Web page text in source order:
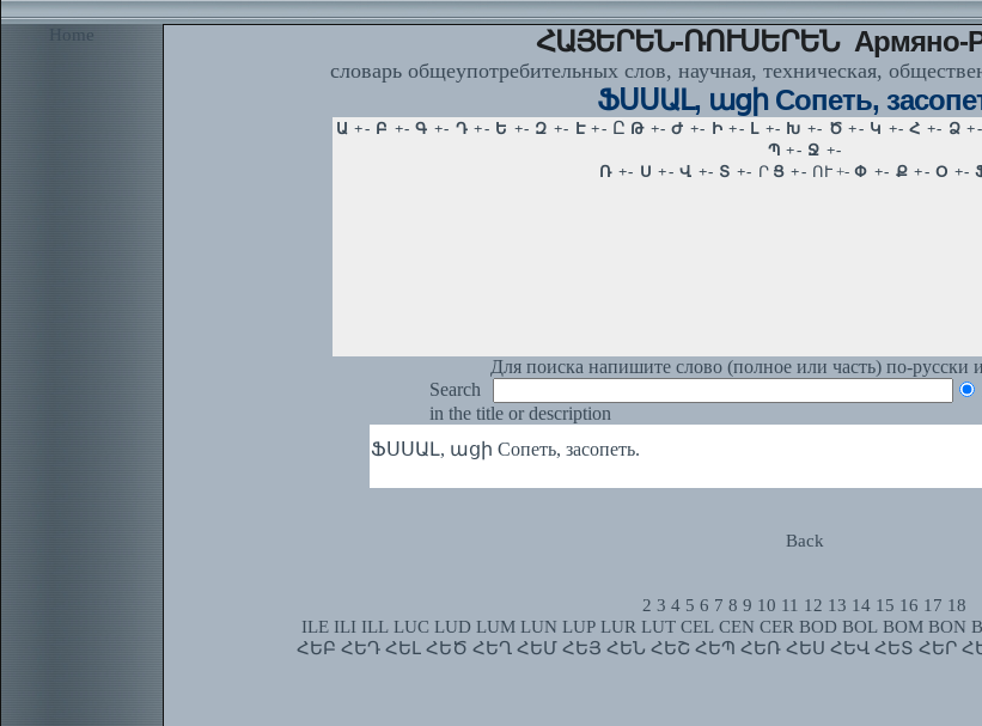
Home ՀԱՅԵՐԵՆ-ՌՈՒՍԵՐԵՆ Армяно-
словарь общеупотребительных слов, научная, техническая,
ՖՍՍԱԼ, ացի Сопеть,
Для поиска напишите слово (полное или часть) по-русски
Search
in the title or description
ՖՍՍԱԼ, ացի Сопеть, засопеть.
Back
2 3 4 5 6 7 8 9 10 11 12 13 14 15 16 17 18
ILE ILI ILL LUC LUD LUM LUN LUP LUR LUT CEL CEN CER BOD BOL BOM BON
ՀԵԲ ՀԵԴ ՀԵԼ ՀԵԾ ՀԵՂ ՀԵՄ ՀԵՅ ՀԵՆ ՀԵՇ ՀԵՊ ՀԵՌ ՀԵՍ ՀԵՎ ՀԵՏ ՀԵՐ